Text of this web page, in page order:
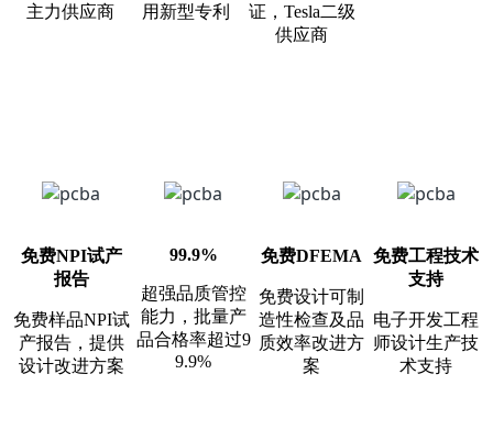
主力供应商
用新型专利
证，Tesla二级
供应商
免费NPI试产
报告
免费样品NPI试
产报告，提供
设计改进方案
99.9%
超强品质管控
能力，批量产
品合格率超过9
9.9%
免费DFEMA
免费设计可制
造性检查及品
质效率改进方
案
免费工程技术
支持
电子开发工程
师设计生产技
术支持